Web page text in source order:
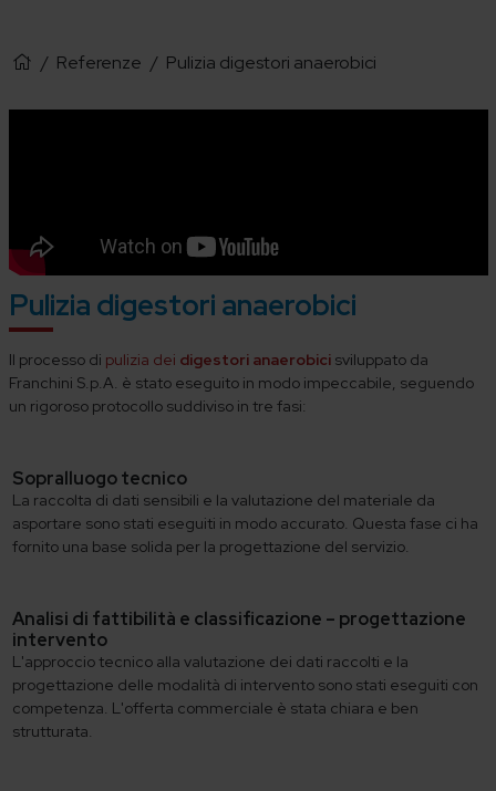
/ Referenze / Pulizia digestori anaerobici
Pulizia digestori anaerobici
Il processo di pulizia dei digestori anaerobicisviluppato da
Franchini S.p.A. è stato eseguito in modo impeccabile, seguendo
un rigoroso protocollo suddiviso in tre fasi:
Sopralluogo tecnico
La raccolta di dati sensibili e la valutazione del materiale da
asportare sono stati eseguiti in modo accurato. Questa fase ci ha
fornito una base solida per la progettazione del servizio.
Analisi di fattibilità e classificazione – progettazione
intervento
L'approccio tecnico alla valutazione dei dati raccolti e la
progettazione delle modalità di intervento sono stati eseguiti con
competenza. L'offerta commerciale è stata chiara e ben
strutturata.